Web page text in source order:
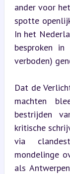
ander voor
spotte
In het
besproken in
verboden)
Dat de
machten
bestrijden
kritische
via
mondelinge
als